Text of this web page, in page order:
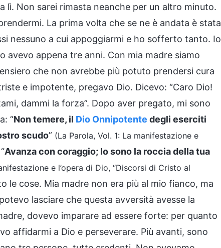
lì. Non sarei rimasta neanche per un altro minuto.
La prima volta che se ne è andata è stata
nessuno a cui appoggiarmi e ho sofferto tanto. Io
avevo appena tre anni. Con mia madre siamo
che non avrebbe più potuto prendersi cura
e impotente, pregavo Dio. Dicevo: “Caro Dio!
dammi la forza”. Dopo aver pregato, mi sono
“Non temere, il Dio Onnipotente degli eserciti
scudo” (La Parola, Vol. 1: La manifestazione e
Avanza con coraggio; Io sono la roccia della tua
e l’opera di Dio, “Discorsi di Cristo al
le cose. Mia madre non era più al mio fianco, ma
lasciare che questa avversità avesse la
dovevo imparare ad essere forte: per quanto
affidarmi a Dio e perseverare. Più avanti, sono